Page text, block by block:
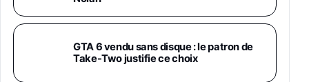
Philips SHK2000BL - Casque Enfant - Bleu &
24,94€ 29,96€Fnac (Vendeur Tiers)
GTA 6 vendu sans disque : le patron de
Take-Two justifie ce choix